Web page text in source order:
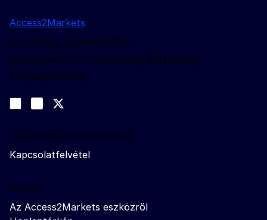
Access2Markets
A webhely üzemeltetője:
Kereskedelmi és Gazdasági Biztonsági
Főigazgatóság
Join us on LinkedIn
Trade-Off podcast
Lépjen velünk kapcsolatba
Kapcsolatfelvétel
Rólunk
Az Access2Markets eszközről